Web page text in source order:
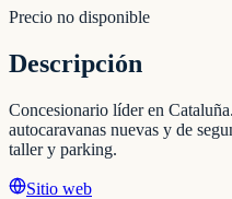
Precio no disponible
Descripción
Concesionario líder en
autocaravanas nuevas y de
taller y parking.
Sitio web